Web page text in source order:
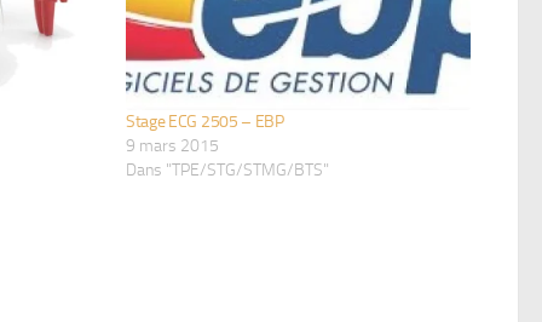
Stage ECG 2505 – EBP
9 mars 2015
Dans "TPE/STG/STMG/BTS"